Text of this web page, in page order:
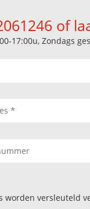
of
17:00u, Zondags
worden versleuteld